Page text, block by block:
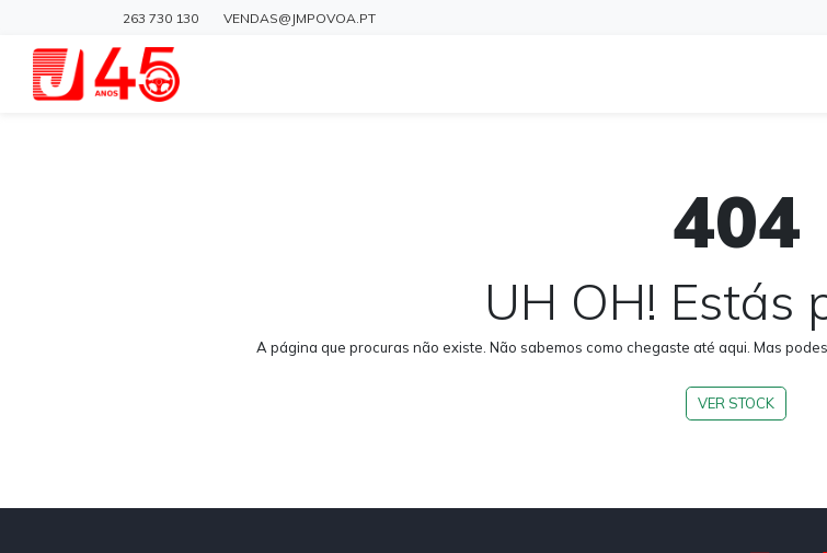
263 730 130 VENDAS@JMPOVOA.PT
404
UH OH! Estás
A página que procuras não existe. Não sabemos como chegaste até aqui. Mas
VER STOCK